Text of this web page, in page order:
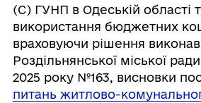
(С) ГУНП в Одеській області
використання бюджетних
враховуючи рішення
Роздільнянської міської
2025 року №163, висновки
питань житлово-